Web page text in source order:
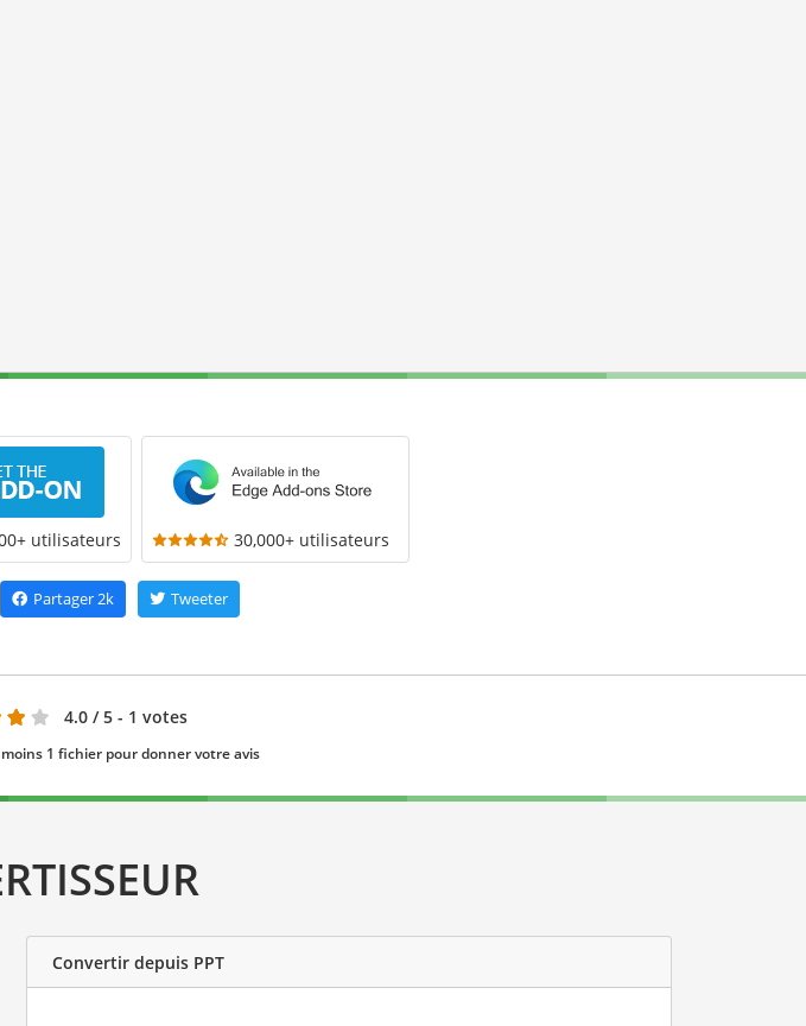
utilisateurs 30,000+ utilisateurs
Partager2k Tweeter
4.0 / 5 - 1 votes
1 fichier pour donner votre avis
Convertir depuis PPT